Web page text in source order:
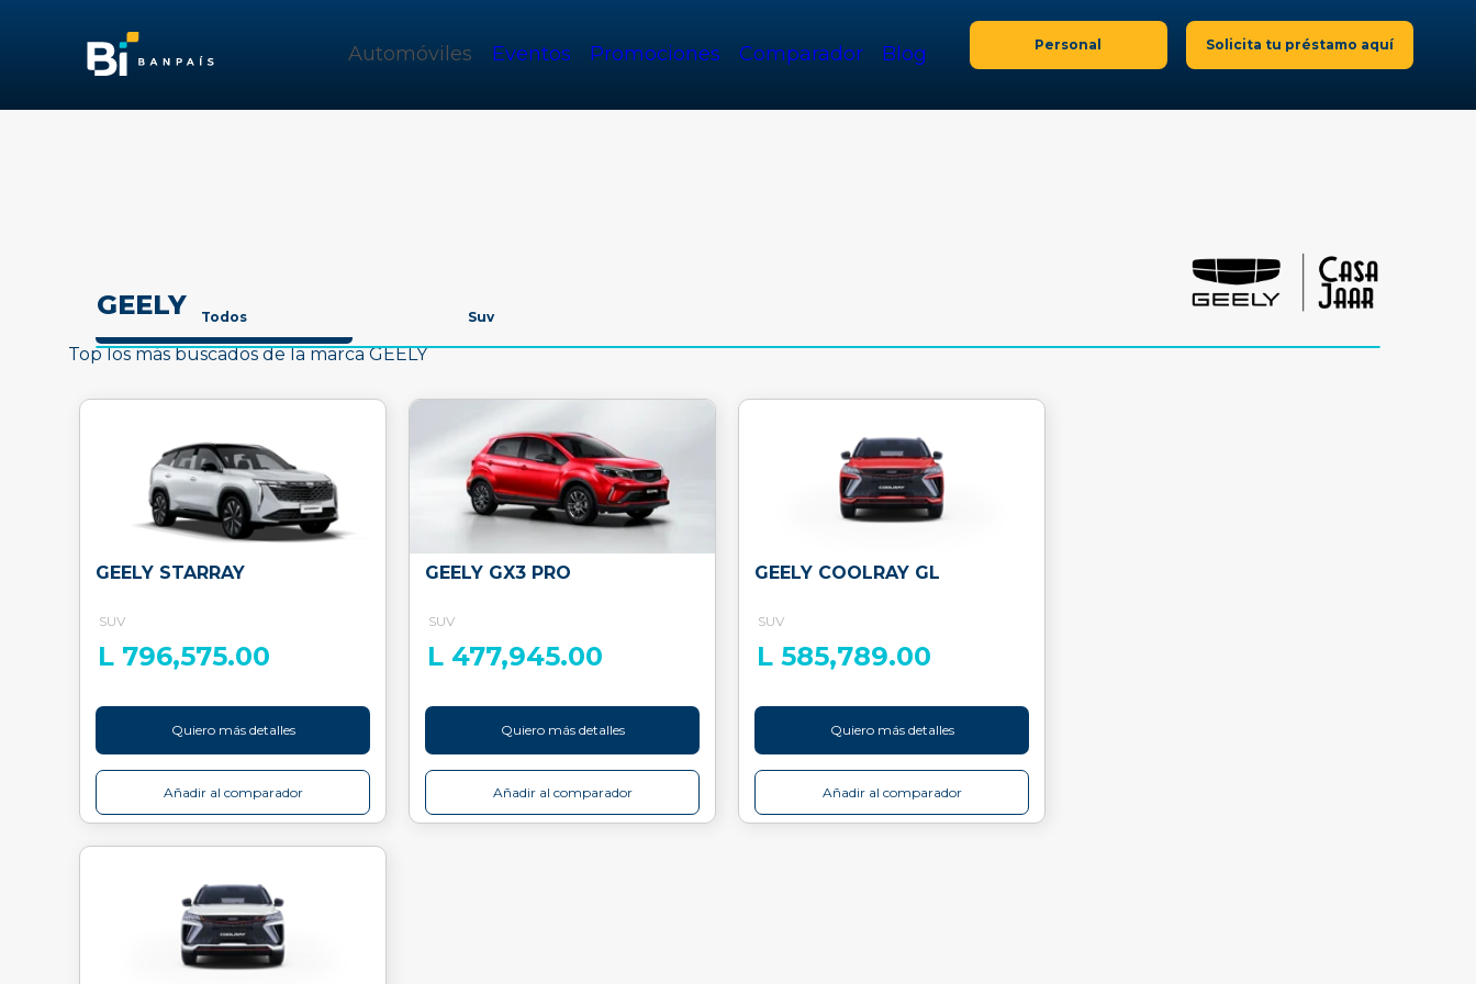
Automóviles Eventos Promociones Comparador Blog Personal Solicita tu préstamo aquí
GEELY Todos Suv
Top los más buscados de la marca GEELY
GEELY STARRAY
SUV
L 796,575.00
Quiero más detalles
Añadir al comparador
GEELY GX3 PRO
SUV
L 477,945.00
Quiero más detalles
Añadir al comparador
GEELY COOLRAY GL
SUV
L 585,789.00
Quiero más detalles
Añadir al comparador